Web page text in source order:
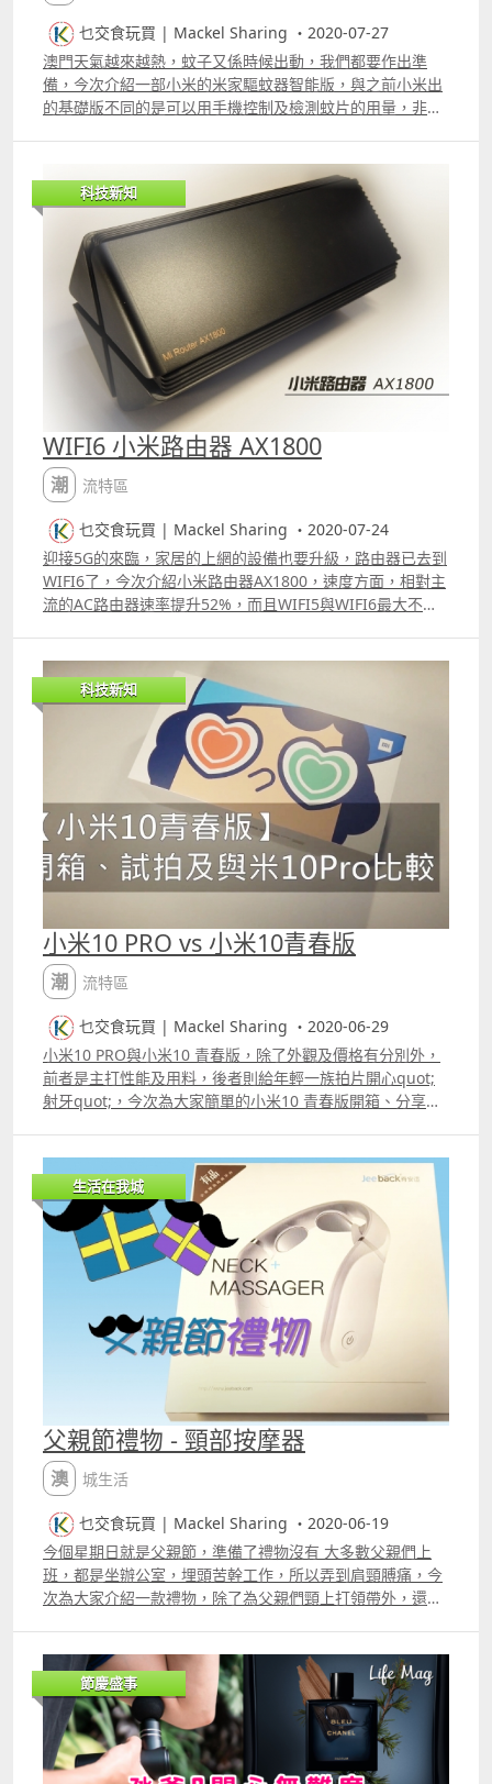
乜交食玩買 | Mackel Sharing ・2020-07-27
澳門天氣越來越熱，蚊子又係時候出動，我們都要作出準
備，今次介紹一部小米的米家驅蚊器智能版，與之前小米出
的基礎版不同的是可以用手機控制及檢測蚊片的用量，非常
科技新知
WIFI6 小米路由器 AX1800
潮流特區
乜交食玩買 | Mackel Sharing ・2020-07-24
迎接5G的來臨，家居的上網的設備也要升級，路由器已去到
WIFI6了，今次介紹小米路由器AX1800，速度方面，相對主
流的AC路由器速率提升52%，而且WIFI5與WIFI6最大不同
元，以下看看AX1800開箱片段。 片段 更多片段：
科技新知
小米10 PRO vs 小米10青春版
潮流特區
乜交食玩買 | Mackel Sharing ・2020-06-29
小米10 PRO與小米10 青春版，除了外觀及價格有分別外，
前者是主打性能及用料，後者則給年輕一族拍片開心quot;
射牙quot;，今次為大家簡單的小米10 青春版開箱、分享兩
生活在我城
父親節禮物 - 頸部按摩器
澳城生活
乜交食玩買 | Mackel Sharing ・2020-06-19
今個星期日就是父親節，準備了禮物沒有 大多數父親們上
班，都是坐辦公室，埋頭苦幹工作，所以弄到肩頸膊痛，今
次為大家介紹一款禮物，除了為父親們頸上打領帶外，還可
頭，L型舒適佩戴設計，重心前移符合人體工學，而且還可
以手機quot;米家quot;APP控制。 片段 更多片段：
節慶盛事